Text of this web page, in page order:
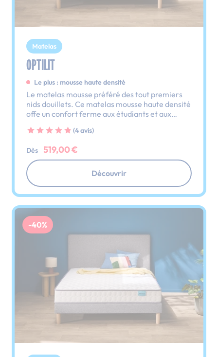
Matelas
OPTILIT
Le plus : mousse haute densité
Le matelas mousse préféré des tout premiers
nids douillets. Ce matelas mousse haute densité
offe un confort ferme aux étudiants et aux
chez-eux. (4 avis)
Dès 519,00 €
Découvrir
-40%